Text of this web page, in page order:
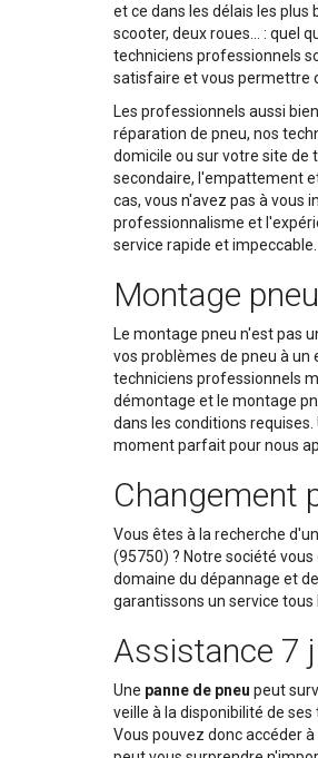
et ce dans les délais les
scooter, deux roues… : quel
techniciens professionnels
satisfaire et vous permettre
Les professionnels aussi
réparation de pneu, nos
domicile ou sur votre site de
secondaire, l'empattement
cas, vous n'avez pas à vous
professionnalisme et
service rapide et
Montage
Le montage pneu n'est pas
vos problèmes de pneu à un
techniciens professionnels
démontage et le montage
dans les conditions
moment parfait pour nous
Changement
Vous êtes à la recherche
(95750) ? Notre société
domaine du dépannage et
garantissons un service
Assistance 7
Une panne de pneu peut
veille à la disponibilité de
Vous pouvez donc accéder